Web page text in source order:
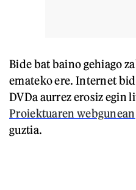
Bide bat baino gehiago
emateko ere. Internet
DVDa aurrez erosiz egin
Proiektuaren webgunean
guztia.